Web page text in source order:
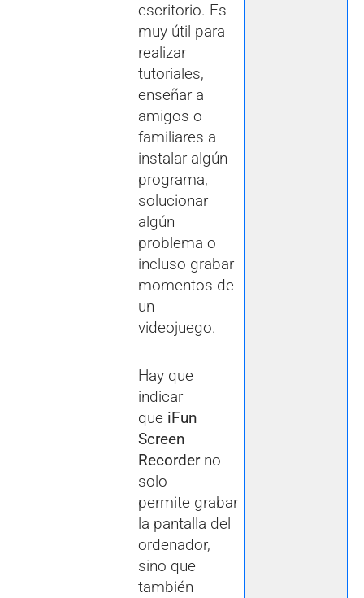
escritorio. Es
muy útil para
realizar
tutoriales,
enseñar a
amigos o
familiares a
instalar algún
programa,
solucionar
algún
problema o
incluso grabar
momentos de
un
videojuego.
Hay que
indicar
que iFun
Screen
Recorderno
solo
permite grabar
la pantalla del
ordenador,
sino que
también